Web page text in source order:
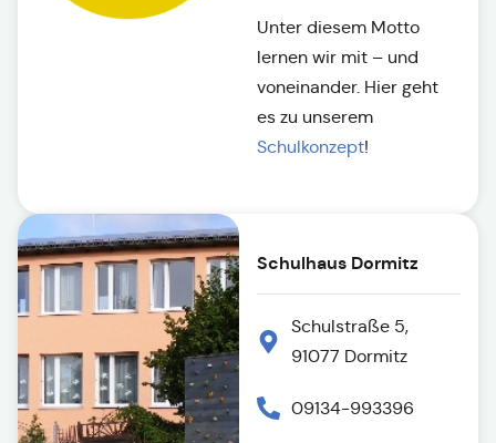
Unter diesem Motto
lernen wir mit – und
voneinander. Hier geht
es zu unserem
Schulkonzept!
Schulhaus Dormitz
Schulstraße 5,
91077 Dormitz
09134-993396